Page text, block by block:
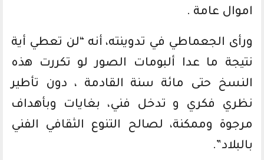
اموال عامة .
ورأى الجعماطي في تدوينته، أنه “لن تعطي أية
نتيجة ما عدا ألبومات الصور لو تكررت هذه
النسخ حتى مائة سنة القادمة ، دون تأطير
نظري فكري و تدخل فني، بغايات وبأهداف
مرجوة وممكنة، لصالح التنوع الثقافي الفني
بالبلاد”.